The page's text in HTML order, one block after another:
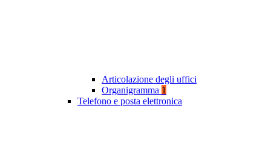
Articolazione degli uffici
Organigramma 1
Telefono e posta elettronica